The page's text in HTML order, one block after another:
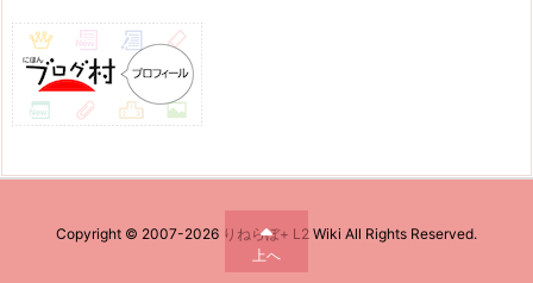
Copyright © 2007-2026 りねらぼ+ L2 Wiki All Rights Reserved.
上へ